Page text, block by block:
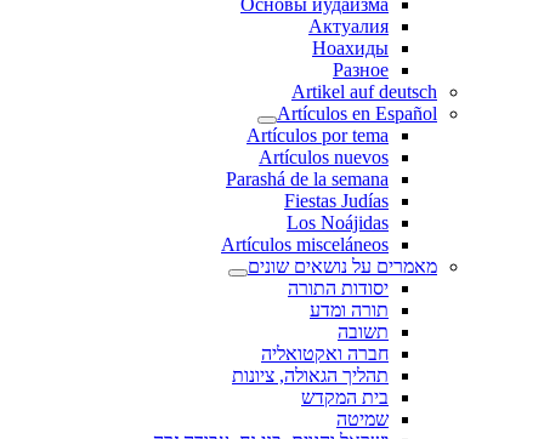
Основы иудаизма
Актуалия
Ноахиды
Разное
Artikel auf deutsch
Artículos en Español
Artículos por tema
Artículos nuevos
Parashá de la semana
Fiestas Judías
Los Noájidas
Artículos misceláneos
מאמרים על נושאים שונים
יסודות התורה
תורה ומדע
תשובה
חברה ואקטואליה
תהליך הגאולה, ציונות
בית המקדש
שמיטה